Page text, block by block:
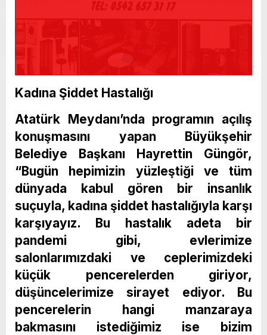
Kadına Şiddet Hastalığı
Atatürk Meydanı’nda programın açılış
konuşmasını yapan Büyükşehir
Belediye Başkanı Hayrettin Güngör,
“Bugün hepimizin yüzleştiği ve tüm
dünyada kabul gören bir insanlık
suçuyla, kadına şiddet hastalığıyla karşı
karşıyayız. Bu hastalık adeta bir
pandemi gibi, evlerimize
salonlarımızdaki ve ceplerimizdeki
küçük pencerelerden giriyor,
düşüncelerimize sirayet ediyor. Bu
pencerelerin hangi manzaraya
bakmasını istediğimiz ise bizim